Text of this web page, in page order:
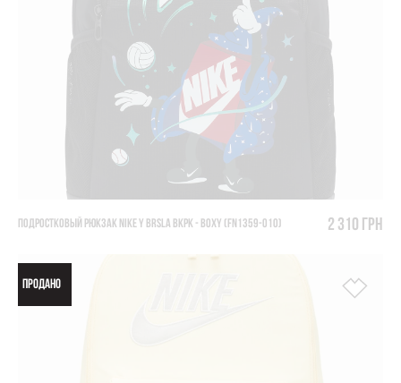
ПОДРОСТКОВЫЙ РЮКЗАК NIKE Y BRSLA BKPK - BOXY (FN1359-010) 2 310 грн
ПРОДАНО